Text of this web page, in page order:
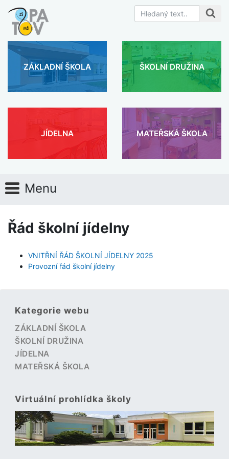
ZÁKLADNÍ ŠKOLA ŠKOLNÍ DRUŽINA
JÍDELNA MATEŘSKÁ ŠKOLA
Menu
Řád školní jídelny
VNITŘNÍ ŘÁD ŠKOLNÍ JÍDELNY 2025
Provozní řád školní jídelny
Kategorie webu
ZÁKLADNÍ ŠKOLA
ŠKOLNÍ DRUŽINA
JÍDELNA
MATEŘSKÁ ŠKOLA
Virtuální prohlídka školy